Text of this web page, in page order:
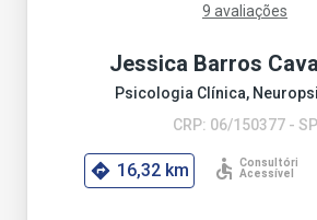
9 avaliações
Jessica Barros
Psicologia Clínica,
CRP: 06/150377 - SP
16,32 km